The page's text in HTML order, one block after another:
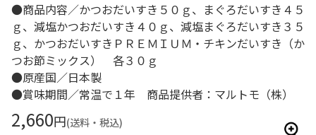
●商品内容／かつおだいすき５０ｇ、まぐろだいすき４５
ｇ、減塩かつおだいすき４０ｇ、減塩まぐろだいすき３５
ｇ、かつおだいすきＰＲＥＭＩＵＭ・チキンだいすき（か
つお節ミックス） 各３０ｇ
●原産国／日本製
●賞味期間／常温で１年 商品提供者：マルトモ（株）
2,660円(送料・税込)